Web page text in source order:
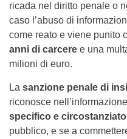
ricada nel diritto penale o
caso l’abuso di
come reato e viene punito
anni di carcere e una
milioni di euro.
La sanzione penale di
riconosce
specifico e circostanziato
pubblico, e se a